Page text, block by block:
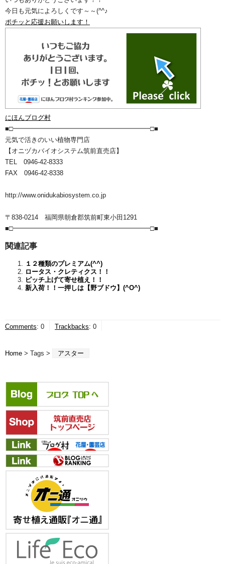
今日も元気によろしくです～～(^^♪
ポチッと応援お願いします！
にほんブログ村
■□━━━━━━━━━━━━━━━━━━━━━□■
元気で活きのいい植物専門店
【オニヅカバイオシステム筑前直売店】
TEL 0946-42-8333
FAX 0946-42-8338
http://www.onidukabiosystem.co.jp
〒838-0214 福岡県朝倉郡筑前町東小田1291
■□━━━━━━━━━━━━━━━━━━━━━□■
関連記事
１２種類のプレミアム(^^)
ロータス・クレティクス！！
ピッチ上げて寄せ植え！！
新入荷！！一押しは【野ブドウ】(^O^)
Comments: 0 Trackbacks: 0
Home > Tags > アスター